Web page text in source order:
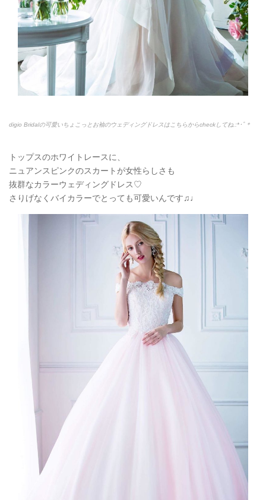
digio Bridalの可愛いちょこっとお袖のウェディングドレスはこちらからcheckしてね.:*･ﾟ＊
トップスのホワイトレースに、
ニュアンスピンクのスカートが女性らしさも
抜群なカラーウェディングドレス♡
さりげなくバイカラーでとっても可愛いんです♫♩